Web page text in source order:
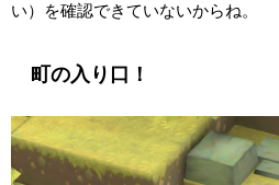
い）を確認できていないからね。
町の入り口！